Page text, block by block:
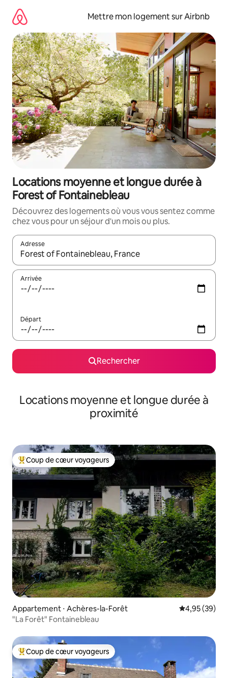
directement
contenu
Mettre mon logement sur Airbnb
Locations moyenne et longue durée à
Forest of Fontainebleau
Découvrez des logements où vous vous sentez comme
chez vous pour un séjour d'un mois ou plus.
Adresse
Lorsque les résultats s'affichent, utilisez les flèches vers le
Arrivée
Départ
Rechercher
Locations moyenne et longue durée à
proximité
Coups de cœur voyageurs les plus appréciés
Coup de cœur voyageurs
Appartement ⋅ Achères-la-Forêt Évaluation
4,95 (39)
"La Forêt" Fontainebleau
Coups de cœur voyageurs les plus appréciés
Coup de cœur voyageurs